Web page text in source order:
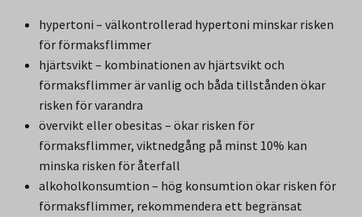
hypertoni – välkontrollerad hypertoni minskar risken
för förmaksflimmer
hjärtsvikt – kombinationen av hjärtsvikt och
förmaksflimmer är vanlig och båda tillstånden ökar
risken för varandra
övervikt eller obesitas – ökar risken för
förmaksflimmer, viktnedgång på minst 10% kan
minska risken för återfall
alkoholkonsumtion – hög konsumtion ökar risken för
förmaksflimmer, rekommendera ett begränsat